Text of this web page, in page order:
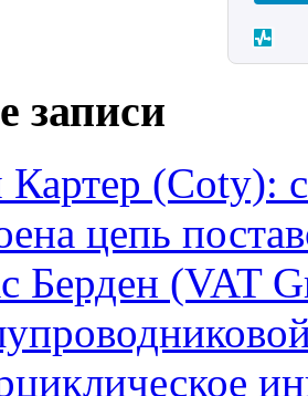
записи
Картер (Coty):
цепь
Берден (VAT